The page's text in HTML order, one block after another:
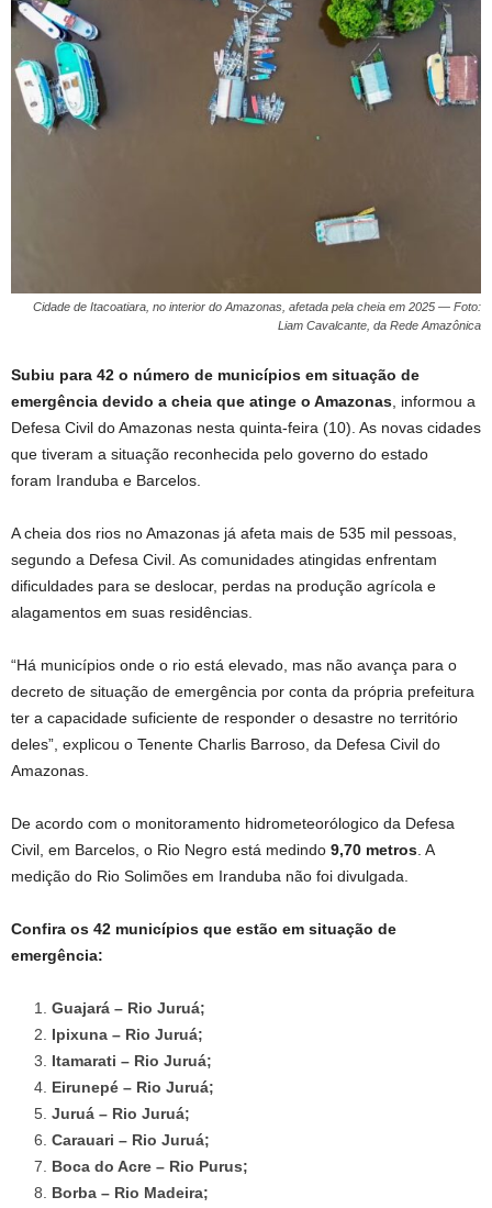
Cidade de Itacoatiara, no interior do Amazonas, afetada pela cheia em 2025 — Foto:
Liam Cavalcante, da Rede Amazônica
Subiu para 42 o número de municípios em situação de
emergência devido a cheia que atinge o Amazonas , informou a
Defesa Civil do Amazonas nesta quinta-feira (10). As novas cidades
que tiveram a situação reconhecida pelo governo do estado
foram Iranduba e Barcelos.
A cheia dos rios no Amazonas já afeta mais de 535 mil pessoas,
segundo a Defesa Civil. As comunidades atingidas enfrentam
dificuldades para se deslocar, perdas na produção agrícola e
alagamentos em suas residências.
“Há municípios onde o rio está elevado, mas não avança para o
decreto de situação de emergência por conta da própria prefeitura
ter a capacidade suficiente de responder o desastre no território
deles”, explicou o Tenente Charlis Barroso, da Defesa Civil do
Amazonas.
De acordo com o monitoramento hidrometeorólogico da Defesa
Civil, em Barcelos, o Rio Negro está medindo 9,70 metros . A
medição do Rio Solimões em Iranduba não foi divulgada.
Confira os 42 municípios que estão em situação de
emergência:
Guajará – Rio Juruá;
Ipixuna – Rio Juruá;
Itamarati – Rio Juruá;
Eirunepé – Rio Juruá;
Juruá – Rio Juruá;
Carauari – Rio Juruá;
Boca do Acre – Rio Purus;
Borba – Rio Madeira;